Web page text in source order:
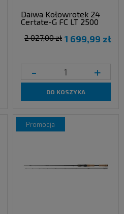
Daiwa Kołowrotek 24
Certate-G FC LT 2500
1 699,99 zł
2 027,00 zł
- +
DO KOSZYKA
promocja